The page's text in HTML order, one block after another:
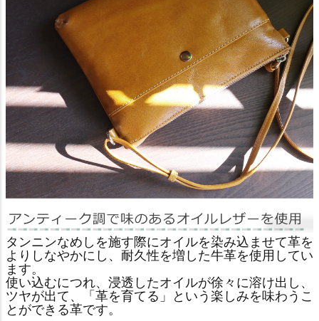
タンニンなめしを施す際にオイルを染み込ませて革を
よりしなやかにし、耐久性を増した牛革を使用してい
ます。
使い込むにつれ、浸透したオイルが徐々に溶け出し、
ツヤが出て、「革を育てる」という楽しみを味わうこ
とができる革です。